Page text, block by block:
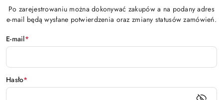
Po zarejestrowaniu można dokonywać zakupów a na podany adres
e-mail będą wysłane potwierdzenia oraz zmiany statusów zamówień.
E-mail*
Hasło*